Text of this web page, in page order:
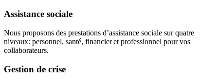
Assistance sociale
Nous proposons des prestations d’assistance sociale sur quatre
niveaux: personnel, santé, financier et professionnel pour vos
collaborateurs.
Gestion de crise